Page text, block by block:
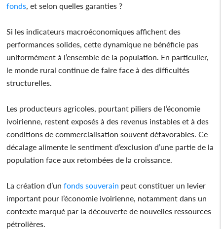
fonds , et selon quelles garanties ?
Si les indicateurs macroéconomiques affichent des
performances solides, cette dynamique ne bénéficie pas
uniformément à l’ensemble de la population. En particulier,
le monde rural continue de faire face à des difficultés
structurelles.
Les producteurs agricoles, pourtant piliers de l’économie
ivoirienne, restent exposés à des revenus instables et à des
conditions de commercialisation souvent défavorables. Ce
décalage alimente le sentiment d’exclusion d’une partie de la
population face aux retombées de la croissance.
La création d’un fonds souverain peut constituer un levier
important pour l’économie ivoirienne, notamment dans un
contexte marqué par la découverte de nouvelles ressources
pétrolières.